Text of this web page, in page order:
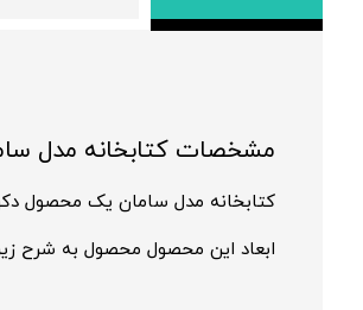
مشخصات کتابخانه مدل
کتابخانه مدل سامان یک محصول
ابعاد این محصول محصول به شرح